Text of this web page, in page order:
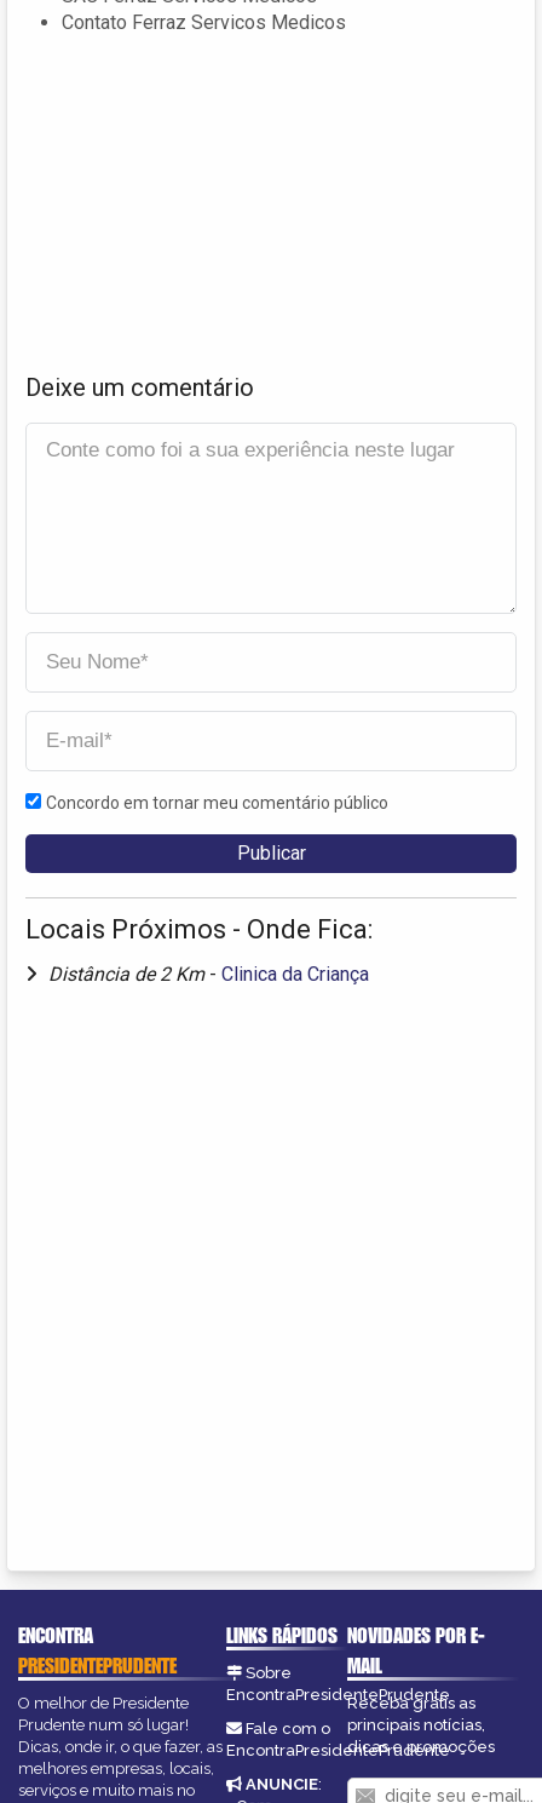
Contato Ferraz Servicos Medicos
Deixe um comentário
Concordo em tornar meu comentário público
Locais Próximos - Onde Fica:
Distância de 2 Km - Clinica da Criança
ENCONTRA
PRESIDENTEPRUDENTE
O melhor de Presidente
Prudente num só lugar!
Dicas, onde ir, o que fazer, as
melhores empresas, locais,
serviços e muito mais no
LINKS RÁPIDOS
Sobre
EncontraPresidentePrudente
Fale com o
EncontraPresidentePrudente
ANUNCIE:
NOVIDADES POR E-
MAIL
Receba grátis as
principais notícias,
dicas e promoções